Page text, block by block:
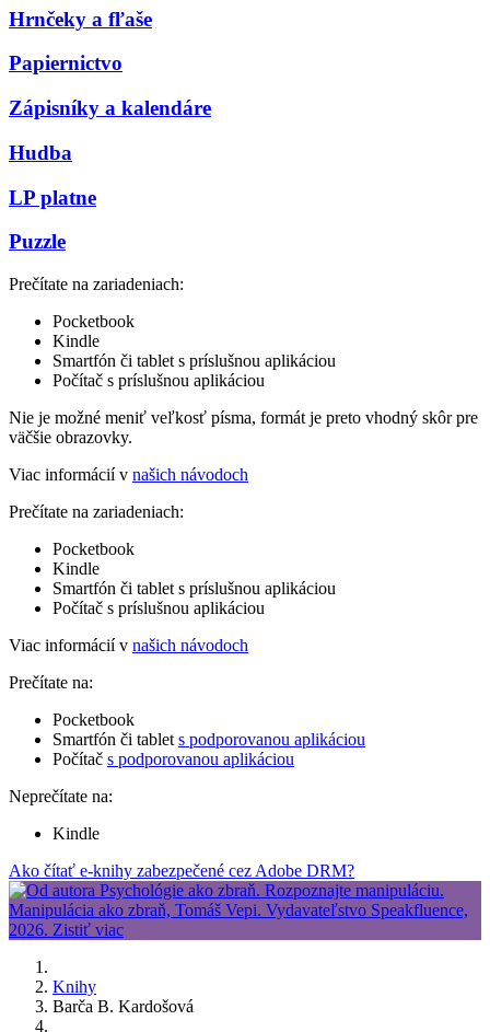
Hrnčeky a fľaše
Papiernictvo
Zápisníky a kalendáre
Hudba
LP platne
Puzzle
Prečítate na zariadeniach:
Pocketbook
Kindle
Smartfón či tablet s príslušnou aplikáciou
Počítač s príslušnou aplikáciou
Nie je možné meniť veľkosť písma, formát je preto vhodný skôr pre
väčšie obrazovky.
Viac informácií v našich návodoch
Prečítate na zariadeniach:
Pocketbook
Kindle
Smartfón či tablet s príslušnou aplikáciou
Počítač s príslušnou aplikáciou
Viac informácií v našich návodoch
Prečítate na:
Pocketbook
Smartfón či tablet s podporovanou aplikáciou
Počítač s podporovanou aplikáciou
Neprečítate na:
Kindle
Ako čítať e-knihy zabezpečené cez Adobe DRM?
Knihy
Barča B. Kardošová